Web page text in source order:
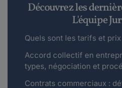
Découvrez les
L'équipe
Quels sont les tarifs et
Accord collectif en
types, négociation et
Contrats commerciaux :